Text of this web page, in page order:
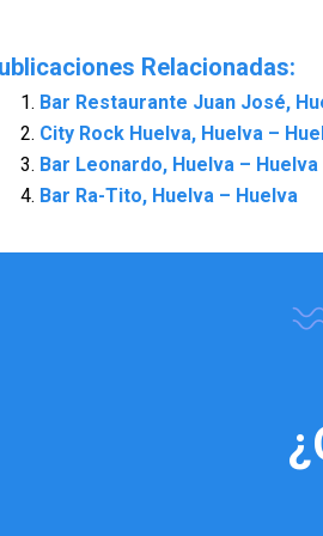
Relacionadas:
Bar Restaurante Juan José,
City Rock Huelva, Huelva –
Bar Leonardo, Huelva – Huelva
Bar Ra-Tito, Huelva – Huelva